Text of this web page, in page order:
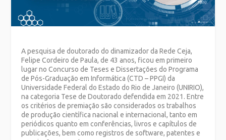
A pesquisa de doutorado do dinamizador da Rede Ceja,
Felipe Cordeiro de Paula, de 43 anos, ficou em primeiro
lugar no Concurso de Teses e Dissertações do Programa
de Pós-Graduação em Informática (CTD – PPGI) da
Universidade Federal do Estado do Rio de Janeiro (UNIRIO),
na categoria Tese de Doutorado defendida em 2021. Entre
os critérios de premiação são considerados os trabalhos
de produção científica nacional e internacional, tanto em
periódicos quanto em conferências, livros e capítulos de
publicações, bem como registros de software, patentes e